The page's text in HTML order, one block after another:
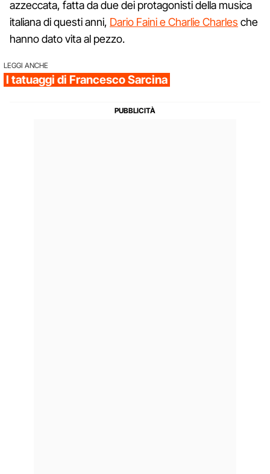
azzeccata, fatta da due dei protagonisti della musica
italiana di questi anni, Dario Faini e Charlie Charles che
hanno dato vita al pezzo.
LEGGI ANCHE
I tatuaggi di Francesco Sarcina